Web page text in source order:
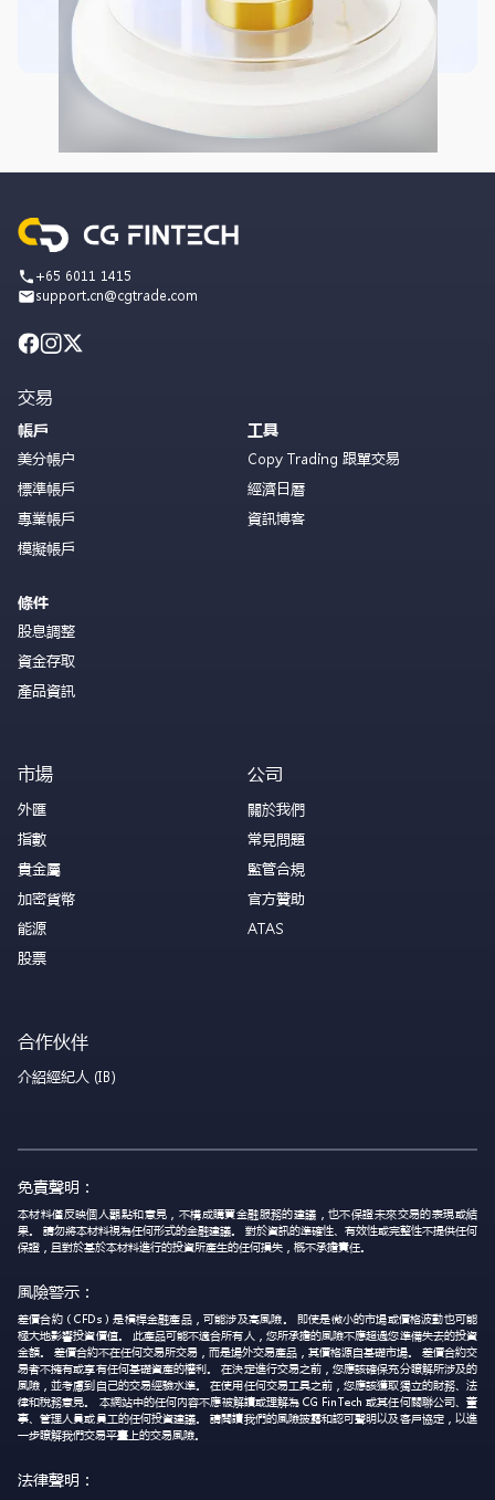
+65 6011 1415
support.cn@cgtrade.com
交易
帳戶
美分帳户
標準帳戶
專業帳戶
模擬帳戶
條件
股息調整
資金存取
產品資訊
工具
Copy Trading 跟單交易
經濟日曆
資訊博客
市場
外匯
指數
貴金屬
加密貨幣
能源
股票
公司
關於我們
常見問題
監管合規
官方贊助
ATAS
合作伙伴
介紹經紀人 (IB)
免責聲明：
本材料僅反映個人觀點和意見，不構成購買金融服務的建議，也不保證未來交易的表現或結
果。 請勿將本材料視為任何形式的金融建議。 對於資訊的準確性、有效性或完整性不提供任何
保證，且對於基於本材料進行的投資所產生的任何損失，概不承擔責任。
風險警示：
差價合約（CFDs）是槓桿金融產品，可能涉及高風險。 即使是微小的市場或價格波動也可能
極大地影響投資價值。 此產品可能不適合所有人，您所承擔的風險不應超過您準備失去的投資
金額。 差價合約不在任何交易所交易，而是場外交易產品，其價格源自基礎市場。 差價合約交
易者不擁有或享有任何基礎資產的權利。 在決定進行交易之前，您應該確保充分瞭解所涉及的
風險，並考慮到自己的交易經驗水準。 在使用任何交易工具之前，您應該獲取獨立的財務、法
律和稅務意見。 本網站中的任何內容不應被解讀或理解為 CG FinTech 或其任何關聯公司、董
事、管理人員或員工的任何投資建議。 請閱讀我們的風險披露和認可聲明以及客戶協定，以進
一步瞭解我們交易平臺上的交易風險。
法律聲明：